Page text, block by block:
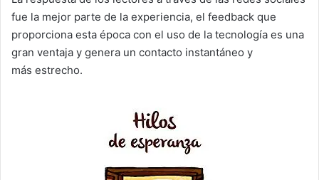
fue la mejor parte de la experiencia, el feedback que
proporciona esta época con el uso de la tecnología es una
gran ventaja y genera un contacto instantáneo y
más estrecho.